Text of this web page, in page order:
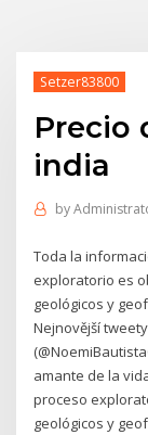
Setzer83800
Precio
india
by
Toda la
exploratorio es
geológicos y
Nejnovější
amante de la
proceso
geológicos y